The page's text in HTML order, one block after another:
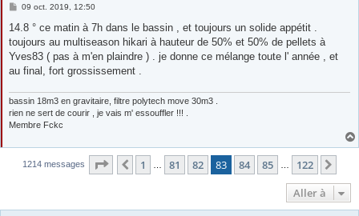
M
s
a
g
09 oct. 2019, 12:50
14.8 ° ce matin à 7h dans le bassin , et toujours un solide appétit .
toujours au multiseason hikari à hauteur de 50% et 50% de pellets à
Yves83 ( pas à m'en plaindre ) . je donne ce mélange toute l' année , et
au final, fort grossissement .
bassin 18m3 en gravitaire, filtre polytech move 30m3 .
rien ne sert de courir , je vais m' essouffler !!! .
Membre Fckc
1214 messages Page 83 122
Précédente
1 81 82 83 84 85 122
Aller à